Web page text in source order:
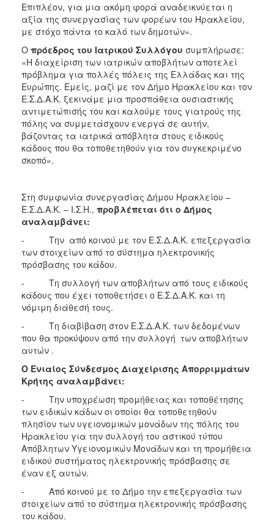
Επιπλέον, για μια ακόμη φορά αναδεικνύεται η
αξία της συνεργασίας των φορέων του Ηρακλείου,
με στόχο πάντα το καλό των δημοτών».
Ο πρόεδρος του Ιατρικού Συλλόγου συμπλήρωσε:
«Η διαχείριση των ιατρικών αποβλήτων αποτελεί
πρόβλημα για πολλές πόλεις της Ελλάδας και της
Ευρώπης. Εμείς, μαζί με τον Δήμο Ηρακλείου και τον
Ε.Σ.Δ.Α.Κ. ξεκινάμε μια προσπάθεια ουσιαστικής
αντιμετώπισής του και καλούμε τους γιατρούς της
πόλης να συμμετάσχουν ενεργά σε αυτήν,
βάζοντας τα ιατρικά απόβλητα στους ειδικούς
κάδους που θα τοποθετηθούν για τον συγκεκριμένο
σκοπό».
Στη συμφωνία συνεργασίας Δήμου Ηρακλείου –
Ε.Σ.Δ.Α.Κ. – Ι.Σ.Η., προβλέπεται ότι ο Δήμος
αναλαμβάνει:
- Την από κοινού με τον Ε.Σ.Δ.Α.Κ. επεξεργασία
των στοιχείων από το σύστημα ηλεκτρονικής
πρόσβασης του κάδου.
- Τη συλλογή των αποβλήτων από τους ειδικούς
κάδους που έχει τοποθετήσει ο Ε.Σ.Δ.Α.Κ. και τη
νόμιμη διάθεσή τους.
- Τη διαβίβαση στον Ε.Σ.Δ.Α.Κ. των δεδομένων
που θα προκύψουν από την συλλογή των αποβλήτων
αυτών .
Ο Ενιαίος Σύνδεσμος Διαχείρισης Απορριμμάτων
Κρήτης αναλαμβάνει:
- Την υποχρέωση προμήθειας και τοποθέτησης
των ειδικών κάδων οι οποίοι θα τοποθετηθούν
πλησίον των υγειονομικών μονάδων της πόλης του
Ηρακλείου για την συλλογή του αστικού τύπου
Απόβλητων Υγειονομικών Μονάδων και τη προμήθεια
ειδικού συστήματος ηλεκτρονικής πρόσβασης σε
έναν εξ αυτών.
- Από κοινού με το Δήμο την επεξεργασία των
στοιχείων από το σύστημα ηλεκτρονικής πρόσβασης
του κάδου.